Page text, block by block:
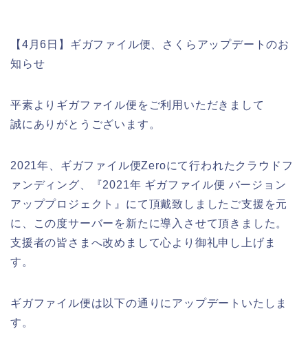
【4月6日】ギガファイル便、さくらアップデートのお
知らせ
平素よりギガファイル便をご利用いただきまして
誠にありがとうございます。
2021年、ギガファイル便Zeroにて行われたクラウドフ
ァンディング、『2021年 ギガファイル便 バージョン
アッププロジェクト』にて頂戴致しましたご支援を元
に、この度サーバーを新たに導入させて頂きました。
支援者の皆さまへ改めまして心より御礼申し上げま
す。
ギガファイル便は以下の通りにアップデートいたしま
す。